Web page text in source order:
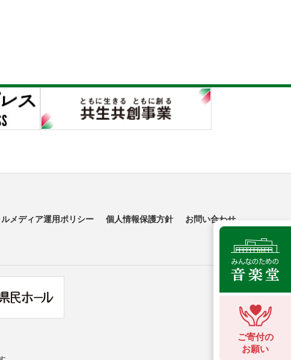
ご寄付の
お願い
メディア運用ポリシー 個人情報保護方針 お問い合わせ